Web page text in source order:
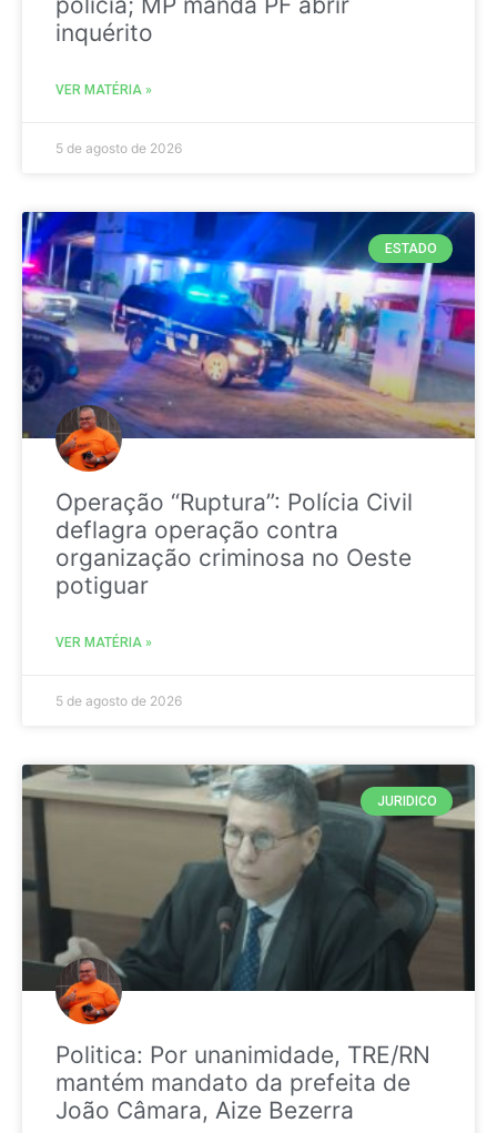
inquérito
VER MATÉRIA »
5 de agosto de 2026
ESTADO
Operação “Ruptura”: Polícia Civil
deflagra operação contra
organização criminosa no Oeste
potiguar
VER MATÉRIA »
5 de agosto de 2026
JURIDICO
Politica: Por unanimidade, TRE/RN
mantém mandato da prefeita de
João Câmara, Aize Bezerra